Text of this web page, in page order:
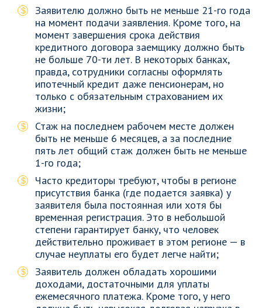
Заявителю должно быть не меньше 21-го года
на момент подачи заявления. Кроме того, на
момент завершения срока действия
кредитного договора заемщику должно быть
не больше 70-ти лет. В некоторых банках,
правда, сотрудники согласны оформлять
ипотечный кредит даже пенсионерам, но
только с обязательным страхованием их
жизни;
Стаж на последнем рабочем месте должен
быть не меньше 6 месяцев, а за последние
пять лет общий стаж должен быть не меньше
1-го года;
Часто кредиторы требуют, чтобы в регионе
присутствия банка (где подается заявка) у
заявителя была постоянная или хотя бы
временная регистрация. Это в небольшой
степени гарантирует банку, что человек
действительно проживает в этом регионе — в
случае неуплаты его будет легче найти;
Заявитель должен обладать хорошими
доходами, достаточными для уплаты
ежемесячного платежа. Кроме того, у него